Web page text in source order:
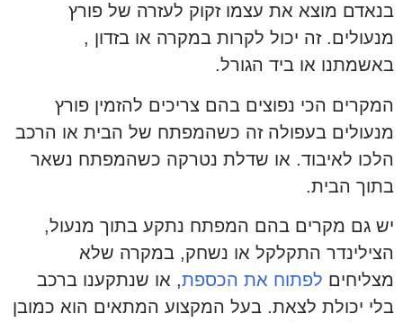
בנאדם מוצא את עצמו זקוק לעזרה של פורץ
מנעולים. זה יכול לקרות במקרה או בזדון ,
באשמתנו או ביד הגורל.
המקרים הכי נפוצים בהם צריכים להזמין פורץ
מנעולים בעפולה זה כשהמפתח של הבית או הרכב
הלכו לאיבוד. או שדלת נטרקה כשהמפתח נשאר
בתוך הבית.
יש גם מקרים בהם המפתח נתקע בתוך מנעול,
הצילינדר התקלקל או נשחק, במקרה שלא
מצליחים לפתוח את הכספת, או שנתקענו ברכב
בלי יכולת לצאת. בעל המקצוע המתאים הוא כמובן